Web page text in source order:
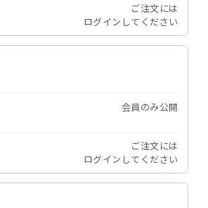
ご注文には
ログイン してください
会員のみ公開
ご注文には
ログイン してください